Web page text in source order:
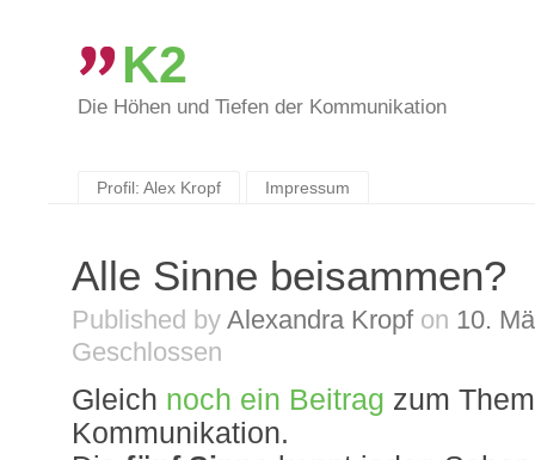
K2
Die Höhen und Tiefen der Kommunikation
Profil: Alex Kropf
Impressum
Alle Sinne beisammen?
Published by Alexandra Kropf on 10.
Geschlossen
Gleich noch ein Beitrag zum
Kommunikation.